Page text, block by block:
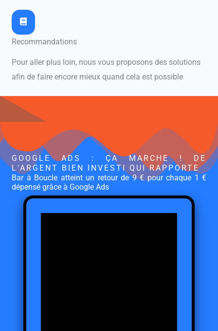
Recommandations
Pour aller plus loin, nous vous proposons des solutions
afin de faire encore mieux quand cela est possible
GOOGLE ADS : ÇA MARCHE ! DE
L'ARGENT BIEN INVESTI QUI RAPPORTE
Bar à Boucle atteint un retour de 9 € pour chaque 1 €
dépensé grâce à Google Ads